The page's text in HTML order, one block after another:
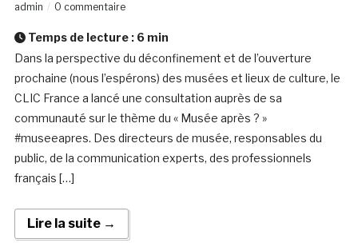
admin
0 commentaire
Temps de lecture : 6 min
Dans la perspective du déconfinement et de l’ouverture
prochaine (nous l’espérons) des musées et lieux de culture, le
CLIC France a lancé une consultation auprès de sa
communauté sur le thème du « Musée après ? »
#museeapres. Des directeurs de musée, responsables du
public, de la communication experts, des professionnels
français […]
Lire la suite →